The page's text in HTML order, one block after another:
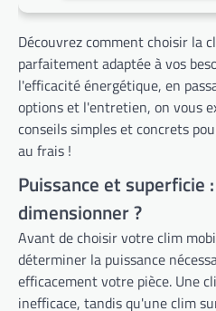
Découvrez comment choisir la
parfaitement adaptée à vos
l'efficacité énergétique, en
options et l'entretien, on vous
conseils simples et concrets
au frais !
Puissance et superficie
dimensionner ?
Avant de choisir votre clim
déterminer la puissance
efficacement votre pièce. Une
inefficace, tandis qu'une clim